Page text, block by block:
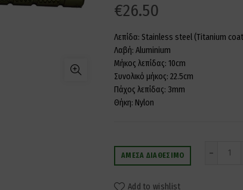
€26.50
Λεπίδα: Stainless steel (Titanium
Λαβή: Aluminium
Μήκος λεπίδας: 10cm
Συνολικό μήκος: 22.5cm
Πάχος λεπίδας: 3mm
Θήκη: Nylon
ΆΜΕΣΑ ΔΙΑΘΈΣΙΜΟ
Add to wishlist